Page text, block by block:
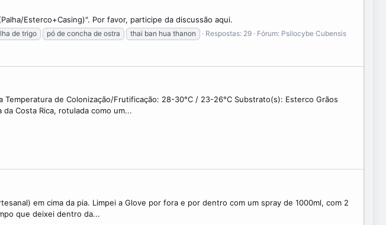
Esterco+Casing)". Por favor, participe da discussão aqui.
de trigo pó de concha de ostra thai ban hua thanon Respostas: 29 Fórum: Psilocybe Cubensis
de Colonização/Frutificação: 28-30°C / 23-26°C Substrato(s): Esterco Grãos
Costa Rica, rotulada como um...
em cima da pia. Limpei a Glove por fora e por dentro com um spray de 1000ml, com 2
que deixei dentro da...